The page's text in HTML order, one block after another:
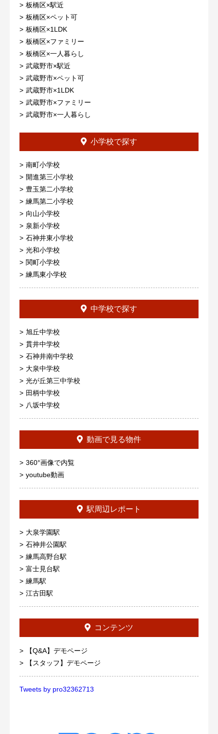
板橋区×駅近
板橋区×ペット可
板橋区×1LDK
板橋区×ファミリー
板橋区×一人暮らし
武蔵野市×駅近
武蔵野市×ペット可
武蔵野市×1LDK
武蔵野市×ファミリー
武蔵野市×一人暮らし
小学校で探す
南町小学校
開進第三小学校
豊玉第二小学校
練馬第二小学校
向山小学校
泉新小学校
石神井東小学校
光和小学校
関町小学校
練馬東小学校
中学校で探す
旭丘中学校
貫井中学校
石神井南中学校
大泉中学校
光が丘第三中学校
田柄中学校
八坂中学校
動画で見る物件
360°画像で内覧
youtube動画
駅周辺レポート
大泉学園駅
石神井公園駅
練馬高野台駅
富士見台駅
練馬駅
江古田駅
コンテンツ
【Q&A】デモページ
【スタッフ】デモページ
Tweets by pro32362713